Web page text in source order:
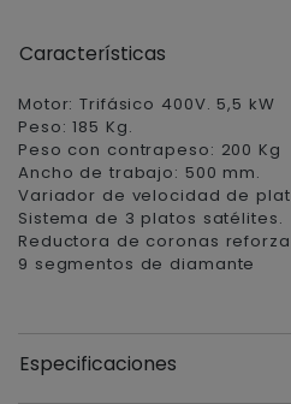
Características
Motor: Trifásico 400V. 5,5 kW
Peso: 185 Kg.
Peso con contrapeso: 200 Kg
Ancho de trabajo: 500 mm.
Variador de velocidad de
Sistema de 3 platos satélites.
Reductora de coronas
9 segmentos de diamante
Especificaciones